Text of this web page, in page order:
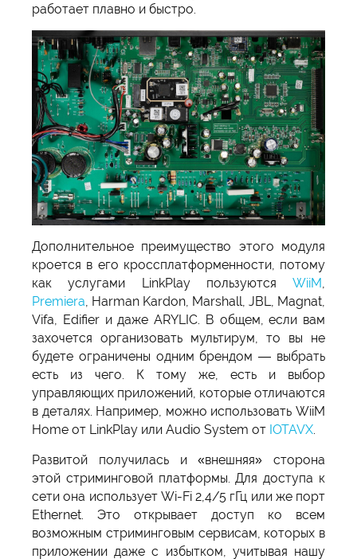
работает плавно и быстро.
Дополнительное преимущество этого модуля
кроется в его кроссплатформенности, потому
как услугами LinkPlay пользуются WiiM,
Premiera, Harman Kardon, Marshall, JBL, Magnat,
Vifa, Edifier и даже ARYLIC. В общем, если вам
захочется организовать мультирум, то вы не
будете ограничены одним брендом — выбрать
есть из чего. К тому же, есть и выбор
управляющих приложений, которые отличаются
в деталях. Например, можно использовать WiiM
Home от LinkPlay или Audio System от IOTAVX.
Развитой получилась и «внешняя» сторона
этой стриминговой платформы. Для доступа к
сети она использует Wi-Fi 2,4/5 гГц или же порт
Ethernet. Это открывает доступ ко всем
возможным стриминговым сервисам, которых в
приложении даже с избытком, учитывая нашу